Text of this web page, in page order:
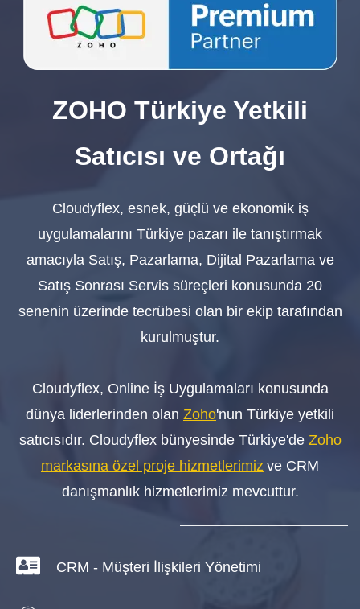
ZOHO Türkiye Yetkili
Satıcısı ve Ortağı
Cloudyflex, esnek, güçlü ve ekonomik iş
uygulamalarını Türkiye pazarı ile tanıştırmak
amacıyla Satış, Pazarlama, Dijital Pazarlama ve
Satış Sonrası Servis süreçleri konusunda 20
senenin üzerinde tecrübesi olan bir ekip tarafından
kurulmuştur.
Cloudyflex, Online İş Uygulamaları konusunda
dünya liderlerinden olan Zoho'nun Türkiye yetkili
satıcısıdır. Cloudyflex bünyesinde Türkiye'de Zoho
markasına özel proje hizmetlerimiz ve CRM
danışmanlık hizmetlerimiz mevcuttur.
CRM - Müşteri İlişkileri Yönetimi